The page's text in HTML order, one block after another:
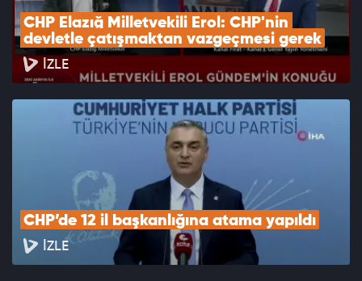
CHP Elazığ Milletvekili Erol: CHP'nin
devletle çatışmaktan vazgeçmesi gerek
İZLE
CHP’de 12 il başkanlığına atama yapıldı
İZLE